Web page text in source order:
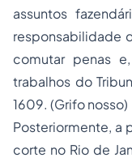
assuntos
responsabilidade
comutar penas
trabalhos do
1609. (Grifo nosso)
Posteriormente, a
corte no Rio de